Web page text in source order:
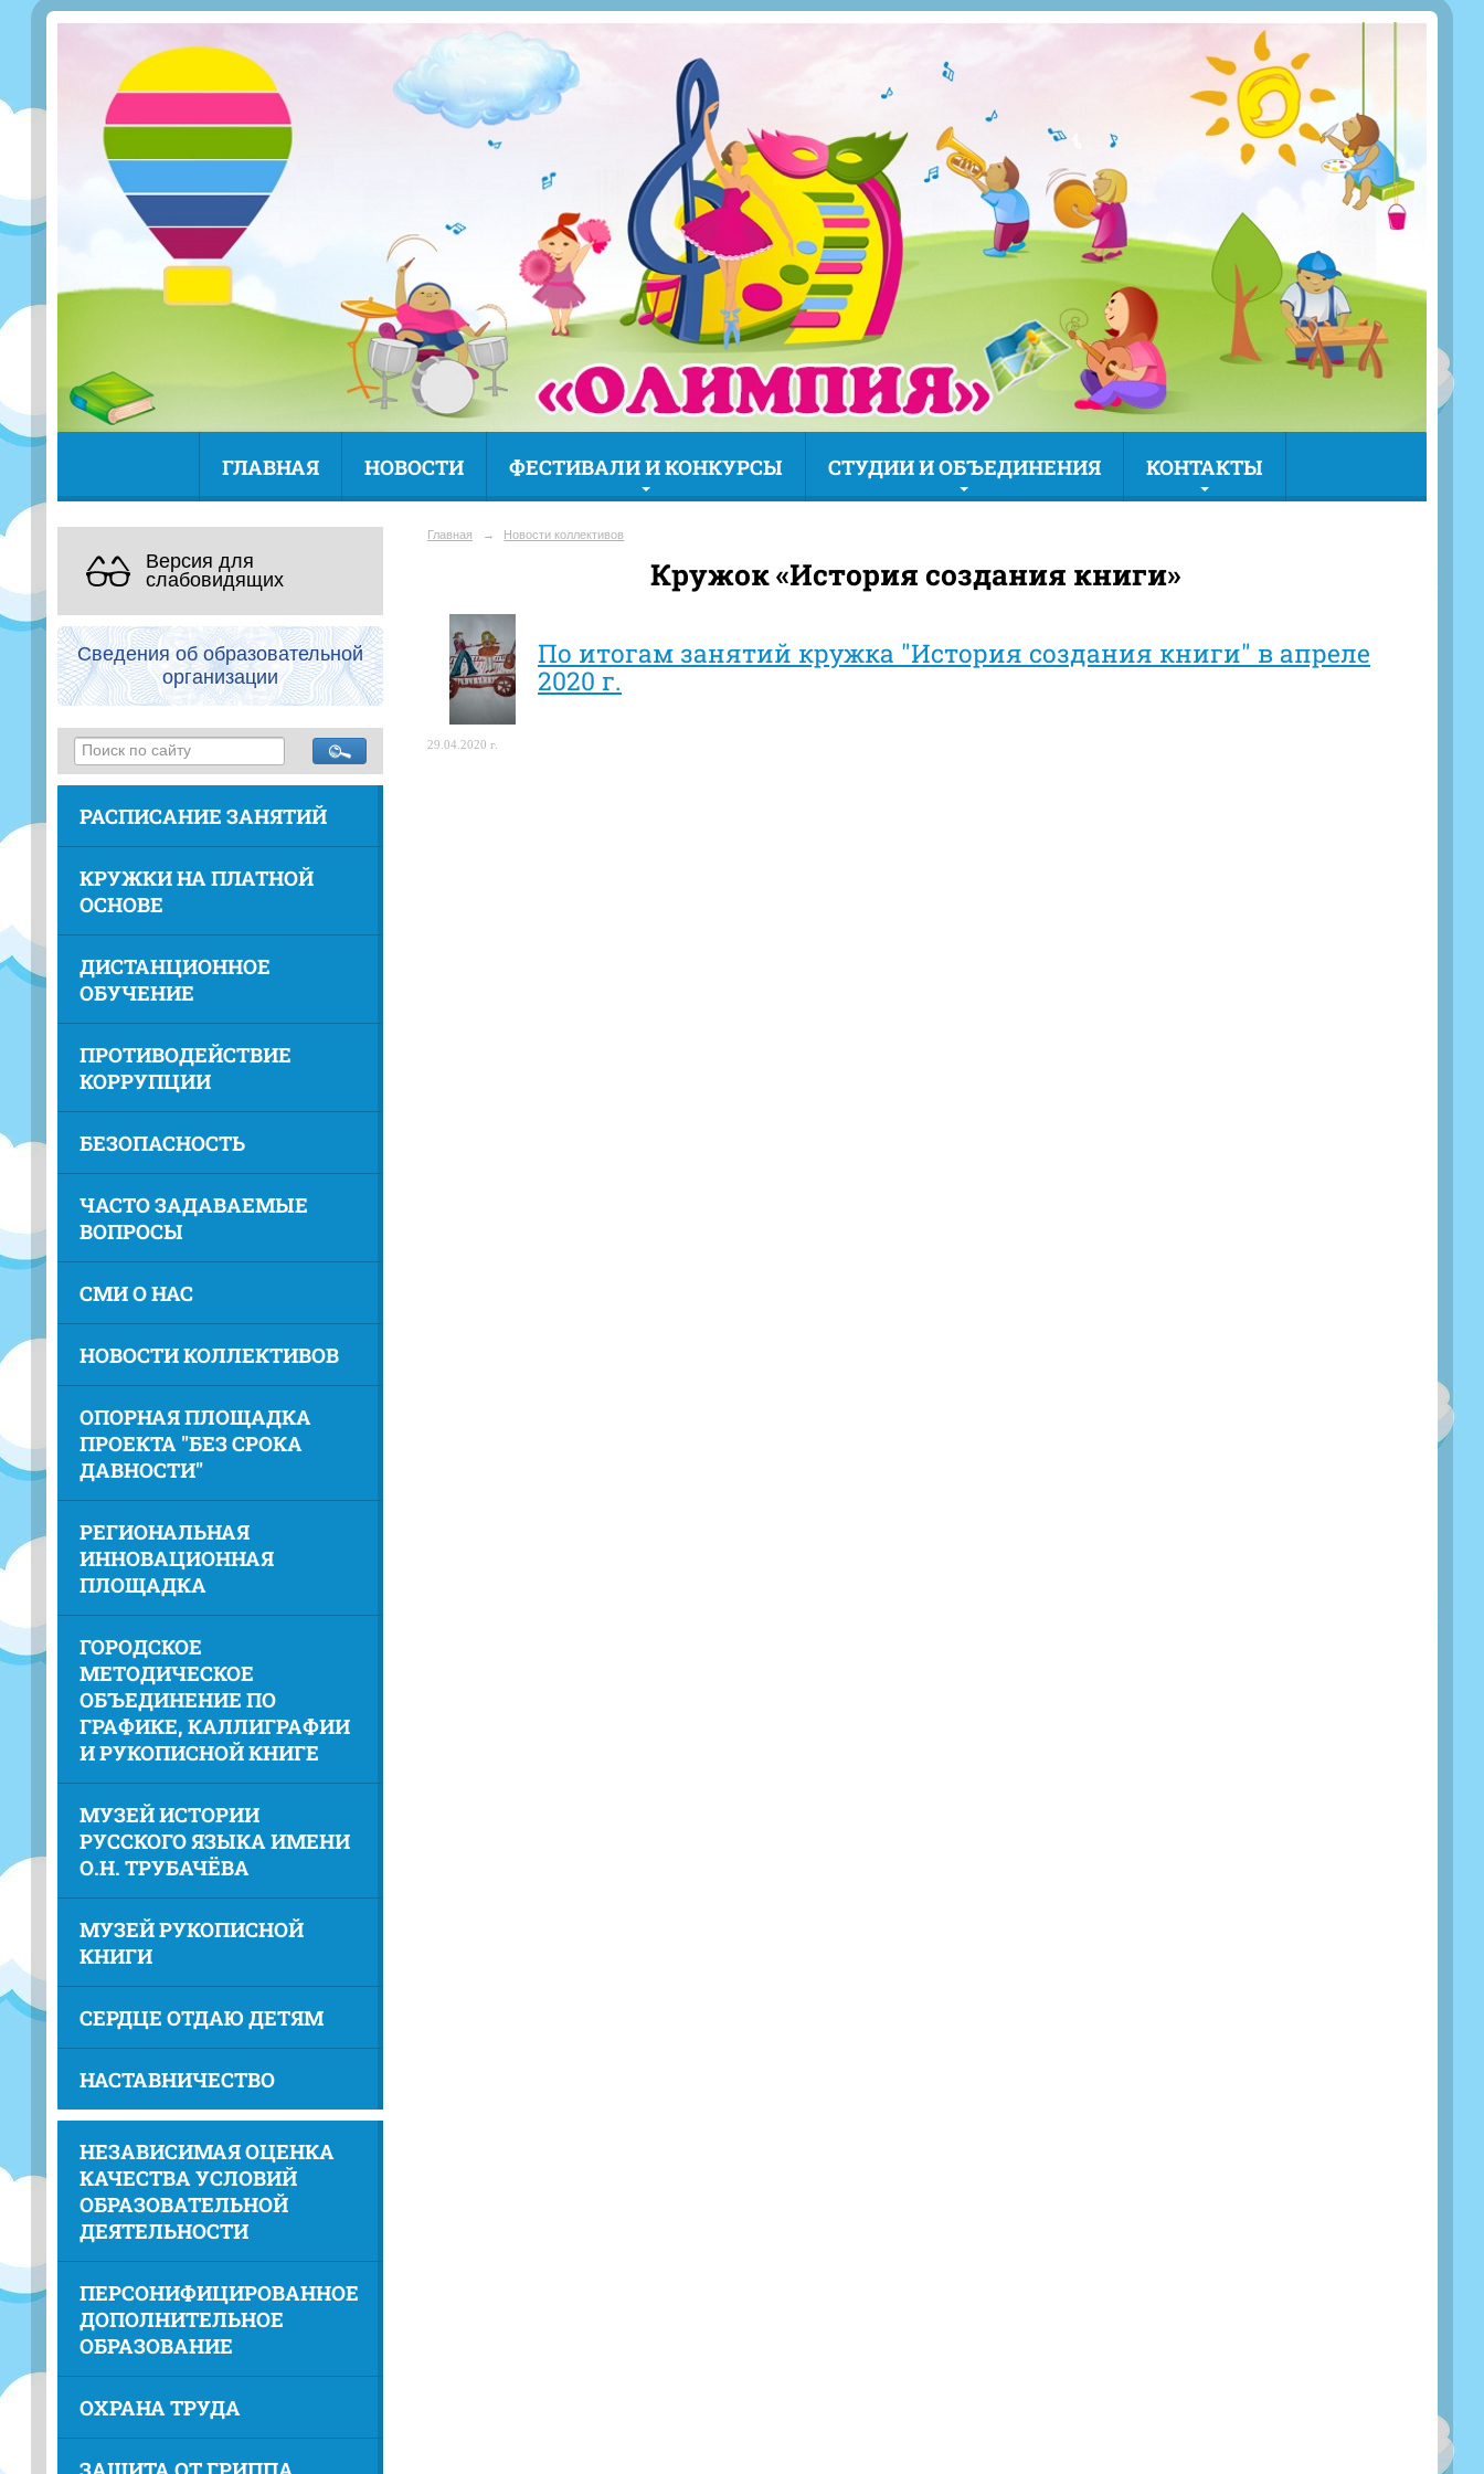
ГЛАВНАЯ НОВОСТИ ФЕСТИВАЛИ И КОНКУРСЫ СТУДИИ И ОБЪЕДИНЕНИЯ КОНТАКТЫ
Версия для
слабовидящих
Сведения об образовательной
организации
РАСПИСАНИЕ ЗАНЯТИЙ
КРУЖКИ НА ПЛАТНОЙ
ОСНОВЕ
ДИСТАНЦИОННОЕ
ОБУЧЕНИЕ
ПРОТИВОДЕЙСТВИЕ
КОРРУПЦИИ
БЕЗОПАСНОСТЬ
ЧАСТО ЗАДАВАЕМЫЕ
ВОПРОСЫ
СМИ О НАС
НОВОСТИ КОЛЛЕКТИВОВ
ОПОРНАЯ ПЛОЩАДКА
ПРОЕКТА "БЕЗ СРОКА
ДАВНОСТИ"
РЕГИОНАЛЬНАЯ
ИННОВАЦИОННАЯ
ПЛОЩАДКА
ГОРОДСКОЕ
МЕТОДИЧЕСКОЕ
ОБЪЕДИНЕНИЕ ПО
ГРАФИКЕ, КАЛЛИГРАФИИ
И РУКОПИСНОЙ КНИГЕ
МУЗЕЙ ИСТОРИИ
РУССКОГО ЯЗЫКА ИМЕНИ
О.Н. ТРУБАЧЁВА
МУЗЕЙ РУКОПИСНОЙ
КНИГИ
СЕРДЦЕ ОТДАЮ ДЕТЯМ
НАСТАВНИЧЕСТВО
НЕЗАВИСИМАЯ ОЦЕНКА
КАЧЕСТВА УСЛОВИЙ
ОБРАЗОВАТЕЛЬНОЙ
ДЕЯТЕЛЬНОСТИ
ПЕРСОНИФИЦИРОВАННОЕ
ДОПОЛНИТЕЛЬНОЕ
ОБРАЗОВАНИЕ
ОХРАНА ТРУДА
Главная → Новости коллективов
Кружок «История создания книги»
29.04.2020 г.
По итогам занятий кружка "История создания книги" в апреле
2020 г.